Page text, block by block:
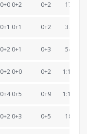
0+0 0+2 0+2 17:43.2
0+1 0+1 0+2 37:04.0
0+2 0+1 0+3 54:46.1
0+2 0+0 0+2 1:12:53.2
0+4 0+5 0+9 1:13:47.2
0+2 0+3 0+5 18:17.4